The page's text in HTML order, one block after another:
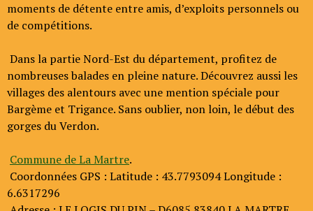
moments de détente entre amis, d’exploits personnels ou
de compétitions.
Dans la partie Nord-Est du département, profitez de
nombreuses balades en pleine nature. Découvrez aussi les
villages des alentours avec une mention spéciale pour
Bargème et Trigance. Sans oublier, non loin, le début des
gorges du Verdon.
Commune de La Martre.
Coordonnées GPS : Latitude : 43.7793094 Longitude :
6.6317296